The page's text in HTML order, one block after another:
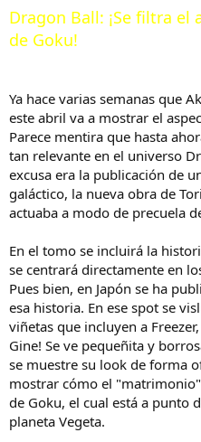
Dragon Ball: ¡Se filtra el
de Goku!
Ya hace varias semanas que
este abril va a mostrar el
Parece mentira que hasta
tan relevante en el universo
excusa era la publicación de
galáctico, la nueva obra de
actuaba a modo de precuela
En el tomo se incluirá la
se centrará directamente en
Pues bien, en Japón se ha
esa historia. En ese spot se
viñetas que incluyen a
Gine! Se ve pequeñita y
se muestre su look de forma
mostrar cómo el
de Goku, el cual está a punto
planeta Vegeta.